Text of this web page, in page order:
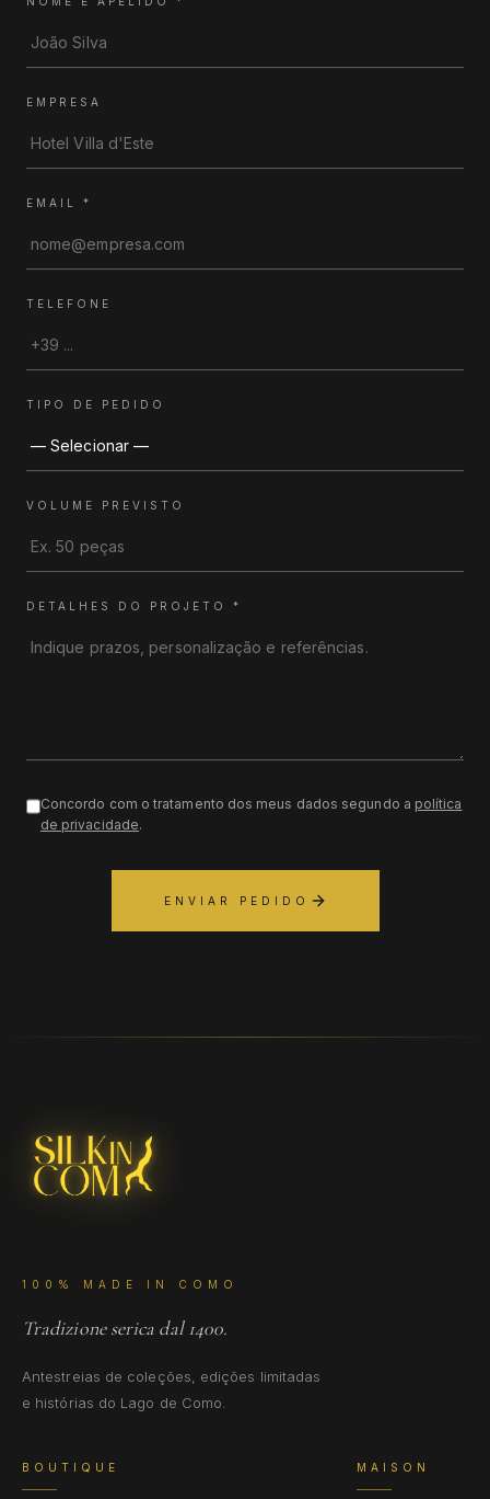
EMPRESA
EMAIL *
TELEFONE
TIPO DE PEDIDO
VOLUME PREVISTO
DETALHES DO PROJETO *
Concordo com o tratamento dos meus dados segundo a política
de privacidade.
ENVIAR PEDIDO
100% MADE IN COMO
Tradizione serica dal 1400.
Antestreias de coleções, edições limitadas
e histórias do Lago de Como.
BOUTIQUE MAISON